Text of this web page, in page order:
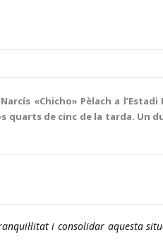
«Chicho» Pèlach a
quarts de cinc de la tarda.
i consolidar aquesta